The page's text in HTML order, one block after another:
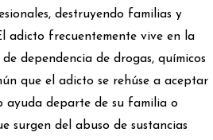
destruyendo familias y
adicto frecuentemente vive en la
dependencia de drogas, químicos
que el adicto se rehúse a aceptar
ayuda departe de su familia o
surgen del abuso de sustancias